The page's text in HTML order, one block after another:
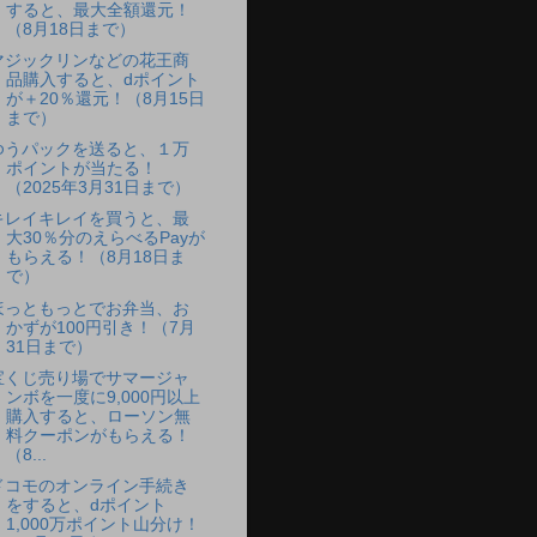
すると、最大全額還元！
（8月18日まで）
ジックリンなどの花王商
品購入すると、dポイント
が＋20％還元！（8月15日
まで）
うパックを送ると、１万
ポイントが当たる！
（2025年3月31日まで）
レイキレイを買うと、最
大30％分のえらべるPayが
もらえる！（8月18日ま
で）
っともっとでお弁当、お
かずが100円引き！（7月
31日まで）
くじ売り場でサマージャ
ンボを一度に9,000円以上
購入すると、ローソン無
料クーポンがもらえる！
（8...
コモのオンライン手続き
をすると、dポイント
1,000万ポイント山分け！